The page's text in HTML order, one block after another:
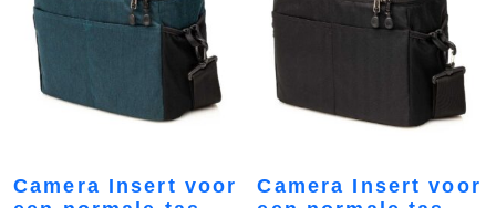
Camera Insert voor
Camera Insert voor